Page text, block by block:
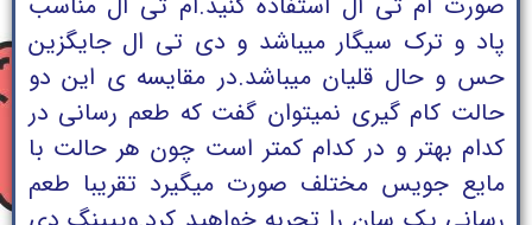
پاد و ترک سیگار میباشد و دی تی ال جایگزین
حس و حال قلیان میباشد.در مقایسه ی این دو
حالت کام گیری نمیتوان گفت که طعم رسانی در
کدام بهتر و در کدام کمتر است چون هر حالت با
مایع جویس مختلف صورت میگیرد تقریبا طعم